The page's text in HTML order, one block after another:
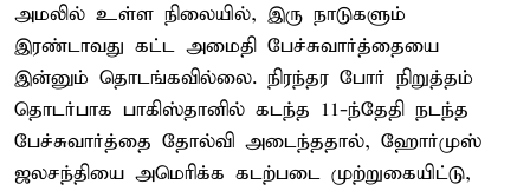
அமலில் உள்ள நிலையில், இரு நாடுகளும்
இரண்டாவது கட்ட அமைதி பேச்சுவார்த்தையை
இன்னும் தொடங்கவில்லை. நிரந்தர போர் நிறுத்தம்
தொடர்பாக பாகிஸ்தானில் கடந்த 11-ந்தேதி நடந்த
பேச்சுவார்த்தை தோல்வி அடைந்ததால், ஹோர்முஸ்
ஜலசந்தியை அமெரிக்க கடற்படை முற்றுகையிட்டு,